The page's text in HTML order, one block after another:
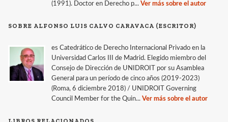
(1991). Doctor en Derecho p... Ver más sobre el autor
SOBRE ALFONSO LUIS CALVO CARAVACA (ESCRITOR)
es Catedrático de Derecho Internacional Privado en la
Universidad Carlos III de Madrid. Elegido miembro del
Consejo de Dirección de UNIDROIT por su Asamblea
General para un período de cinco años (2019-2023)
(Roma, 6 diciembre 2018) / UNIDROIT Governing
Council Member for the Quin... Ver más sobre el autor